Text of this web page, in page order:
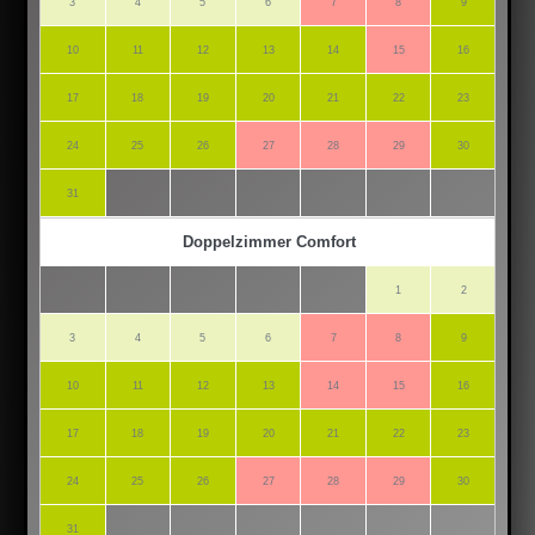
10 11 12 13 14 15 16
17 18 19 20 21 22 23
24 25 26 27 28 29 30
31
Doppelzimmer Comfort
1 2
3 4 5 6 7 8 9
10 11 12 13 14 15 16
17 18 19 20 21 22 23
24 25 26 27 28 29 30
31